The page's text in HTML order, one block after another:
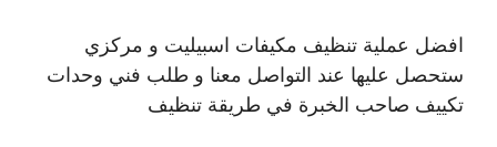
افضل عملية تنظيف مكيفات اسبيليت و مركزي
ستحصل عليها عند التواصل معنا و طلب فني وحدات
تكييف صاحب الخبرة في طريقة تنظيف